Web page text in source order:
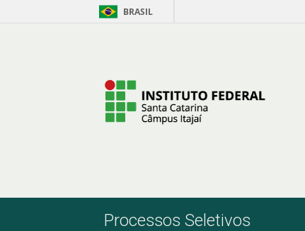
Pular para o Conteúdo BRASIL
Processos Seletivos